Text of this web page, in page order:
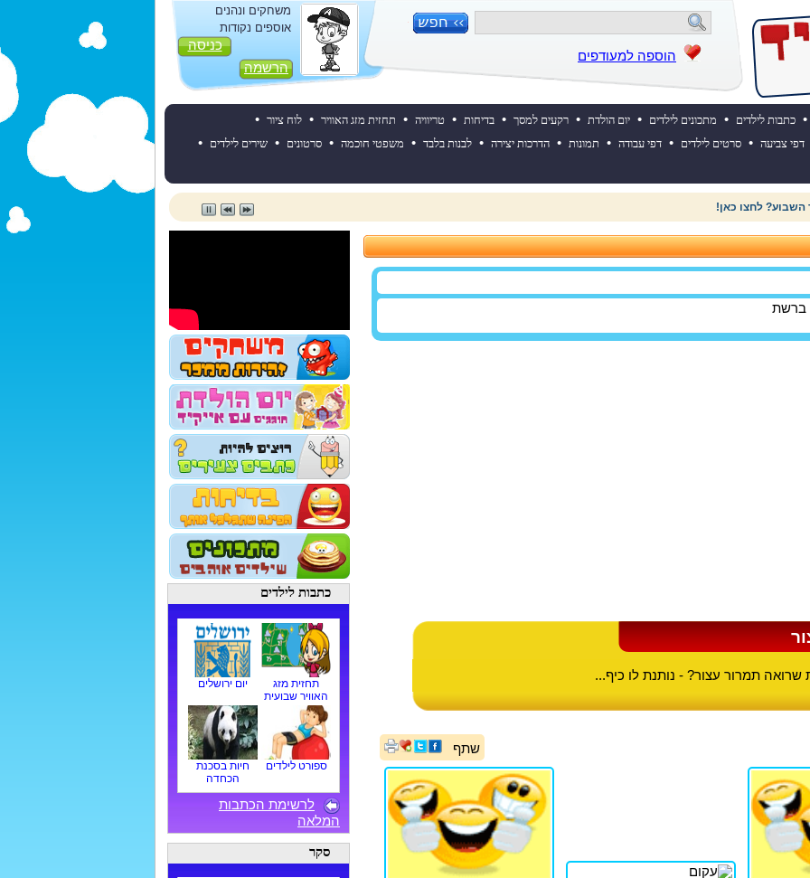
הוספה למעודפים
משחקים ונהנים
אוספים נקודות
כניסה
הרשמה
• כתבות לילדים • מתכונים לילדים • יום הולדת • רקעים למסך • בדיחות • טריוויה • תחזית מזג האוויר • לוח ציור •
דפי צביעה • סרטים לילדים • דפי עבודה • תמונות • הדרכות יצירה • לבנות בלבד • משפטי חוכמה • סרטונים • שירים לילדים •
השבוע? לחצו כאן!
ברשת
שרואה תמרור עצור? - נותנת לו כיף...
שתף
כתבות לילדים
תחזית מזג
האוויר שבועית
יום ירושלים
ספורט לילדים
חיות בסכנת
הכחדה
לרשימת הכתבות
המלאה
סקר